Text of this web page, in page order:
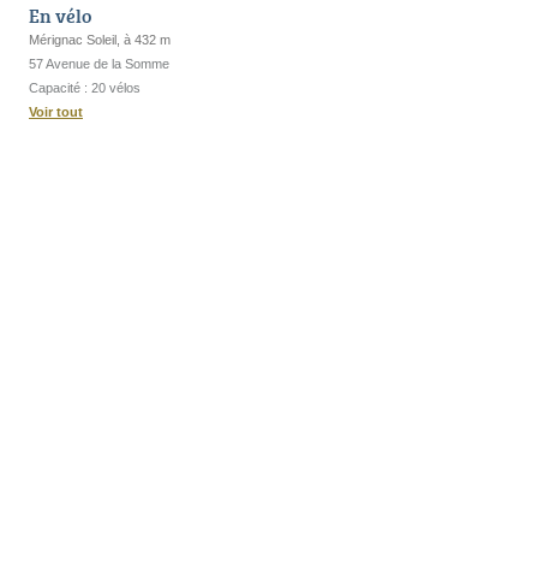
En vélo
Mérignac Soleil, à 432 m
57 Avenue de la Somme
Capacité : 20 vélos
Voir tout